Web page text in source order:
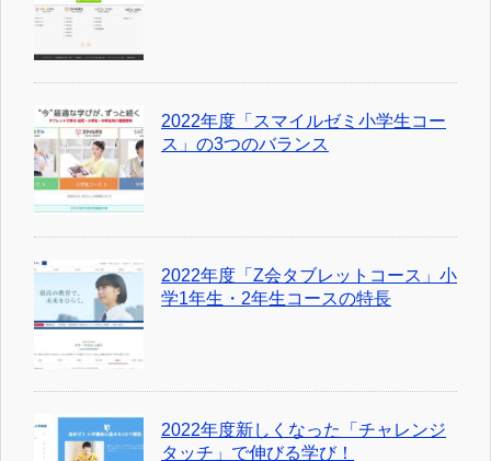
2022年度「スマイルゼミ小学生コー
ス」の3つのバランス
2022年度「Z会タブレットコース」小
学1年生・2年生コースの特長
2022年度新しくなった「チャレンジ
タッチ」で伸びる学び！